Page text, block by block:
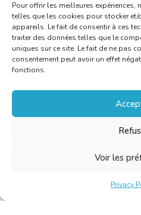
Pour offrir les meilleures
telles que les cookies pour stocker
appareils. Le fait de consentir à ces
traiter des données telles que le
uniques sur ce site. Le fait de ne pas
consentement peut avoir un effet
fonctions.
Voir les
Privacy